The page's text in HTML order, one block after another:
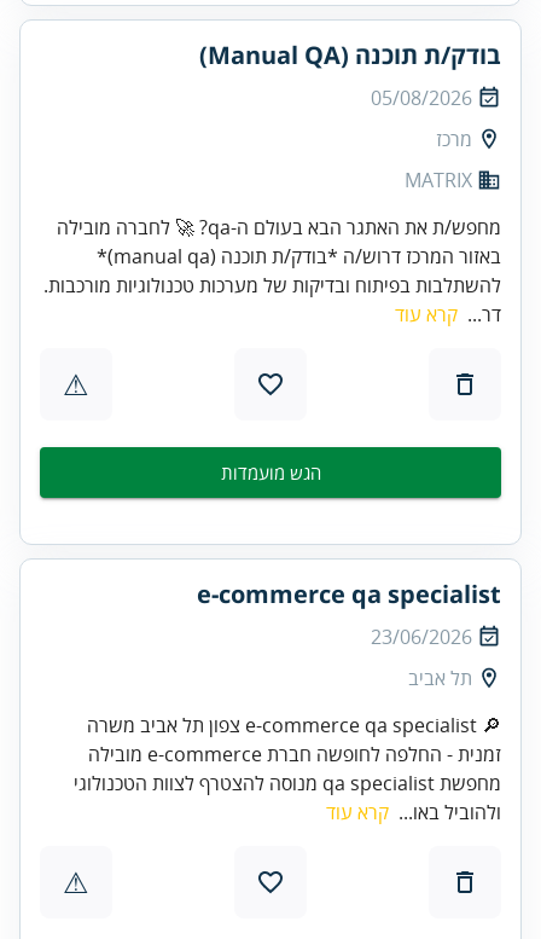
בודק/ת תוכנה (Manual QA)
05/08/2026
מרכז
MATRIX
מחפש/ת את האתגר הבא בעולם ה-qa? 🚀 לחברה מובילה
באזור המרכז דרוש/ה *בודק/ת תוכנה (manual qa)*
להשתלבות בפיתוח ובדיקות של מערכות טכנולוגיות מורכבות.
דר... קרא עוד
⚠
הגש מועמדות
e-commerce qa specialist
23/06/2026
תל אביב
🔎 e-commerce qa specialist צפון תל אביב משרה
זמנית - החלפה לחופשה חברת e-commerce מובילה
מחפשת qa specialist מנוסה להצטרף לצוות הטכנולוגי
ולהוביל באו... קרא עוד
⚠